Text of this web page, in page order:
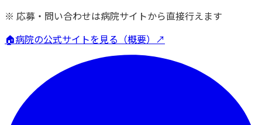
※ 応募・問い合わせは病院サイトから直接行えます
🏠病院の公式サイトを見る（概要）↗